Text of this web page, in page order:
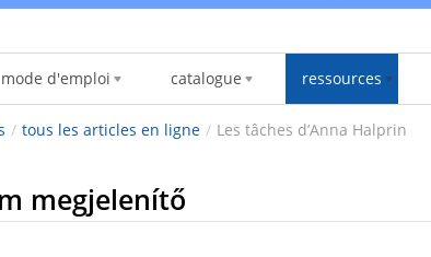
mode d'emploi catalogue ressources
/ tous les articles en ligne / Les tâches d’Anna Halprin
megjelenítő